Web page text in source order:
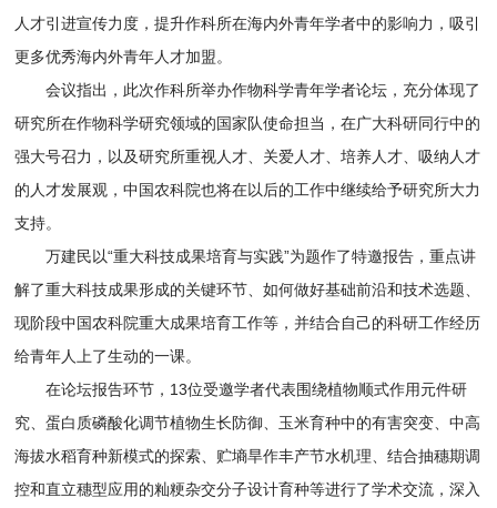
人才引进宣传力度，提升作科所在海内外青年学者中的影响力，吸引
更多优秀海内外青年人才加盟。
会议指出，此次作科所举办作物科学青年学者论坛，充分体现了
研究所在作物科学研究领域的国家队使命担当，在广大科研同行中的
强大号召力，以及研究所重视人才、关爱人才、培养人才、吸纳人才
的人才发展观，中国农科院也将在以后的工作中继续给予研究所大力
支持。
万建民以“重大科技成果培育与实践”为题作了特邀报告，重点讲
解了重大科技成果形成的关键环节、如何做好基础前沿和技术选题、
现阶段中国农科院重大成果培育工作等，并结合自己的科研工作经历
给青年人上了生动的一课。
在论坛报告环节，13位受邀学者代表围绕植物顺式作用元件研
究、蛋白质磷酸化调节植物生长防御、玉米育种中的有害突变、中高
海拔水稻育种新模式的探索、贮墒旱作丰产节水机理、结合抽穗期调
控和直立穗型应用的籼粳杂交分子设计育种等进行了学术交流，深入